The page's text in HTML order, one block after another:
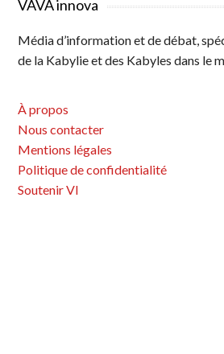
VAVA innova
Média d’information et de débat,
de la Kabylie et des Kabyles dans le
À propos
Nous contacter
Mentions légales
Politique de confidentialité
Soutenir VI